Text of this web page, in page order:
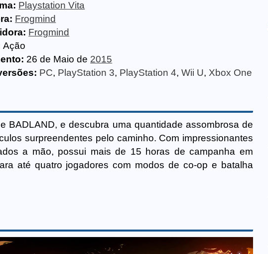
Playstation Vita
Frogmind
Frogmind
Ação
26 de Maio de 2015
PC, PlayStation 3, PlayStation 4,Wii U, Xbox One
BADLAND, e descubra uma quantidade assombrosa de
surpreendentes pelo caminho. Com impressionantes
a mão, possui mais de 15 horas de campanha em
até quatro jogadores com modos de co-op e batalha